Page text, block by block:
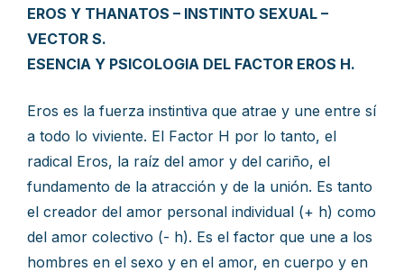
EROS Y THANATOS – INSTINTO SEXUAL –
VECTOR S.
ESENCIA Y PSICOLOGIA DEL FACTOR EROS H.
Eros es la fuerza instintiva que atrae y une entre sí
a todo lo viviente. El Factor H por lo tanto, el
radical Eros, la raíz del amor y del cariño, el
fundamento de la atracción y de la unión. Es tanto
el creador del amor personal individual (+ h) como
del amor colectivo (- h). Es el factor que une a los
hombres en el sexo y en el amor, en cuerpo y en